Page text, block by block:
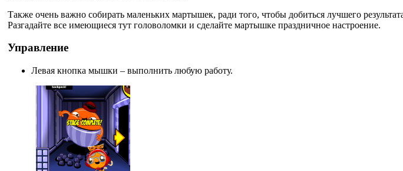
Также очень важно собирать маленьких мартышек, ради того, чтобы добиться лучшего
Разгадайте все имеющиеся тут головоломки и сделайте мартышке праздничное настроение.
Управление
Левая кнопка мышки – выполнить любую работу.